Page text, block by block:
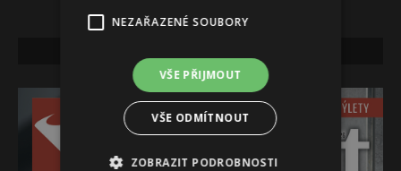
NEZAŘAZENÉ SOUBORY
VŠE PŘIJMOUT
VŠE ODMÍTNOUT
ZOBRAZIT PODROBNOSTI